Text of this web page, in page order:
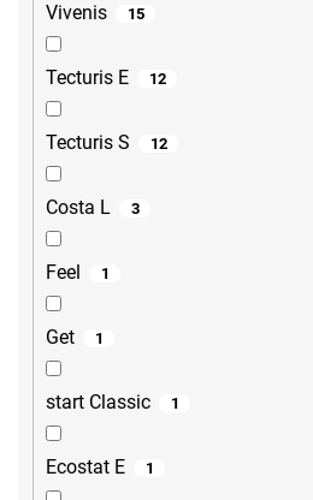
Vivenis 15
Tecturis E 12
Tecturis S 12
Costa L 3
Feel 1
Get 1
start Classic 1
Ecostat E 1